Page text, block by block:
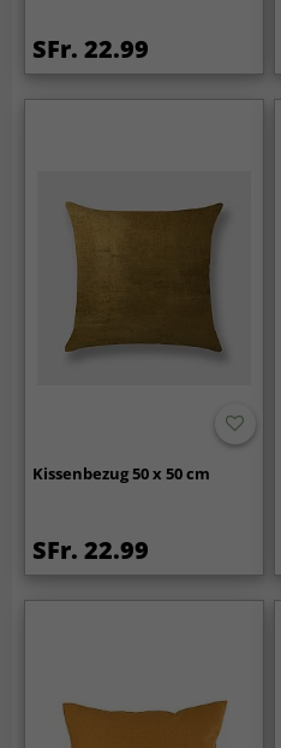
SFr. 22.99
Kissenbezug 50 x 50 cm
SFr. 22.99